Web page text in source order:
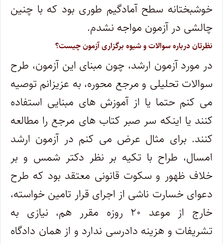
خوشبختانه سطح آمادگیم طوری بود که با چنین
چالشی در آزمون مواجه نشدم.
نظرتان درباره سوالات و شیوه برگزاری آزمون چیست؟
در مورد آزمون ارشد، چون مبنای این آزمون، طرح
سوالات تحلیلی و مرجع محوره، به عزیزانم توصیه
می کنم حتما یا از آموزش های مبنایی استفاده
کنند یا اینکه سر صبر کتاب های مرجع را مطالعه
کنند. برای مثال عرض می کنم در آزمون ارشد
امسال، طراح با تکیه بر نظر دکتر شمس و بر
خلاف ظهور و سکوت قانونی معتقد بود که طرح
دعوای خسارت ناشی از اجرای قرار تامین خواسته،
خارج از موعد ۲۰ روزه مقرر هم، نیازی به
تشریفات و هزینه دادرسی ندارد و از همان دادگاه